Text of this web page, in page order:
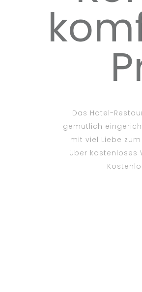
Das Hotel-
gemütlich
mit viel Liebe
über kostenloses